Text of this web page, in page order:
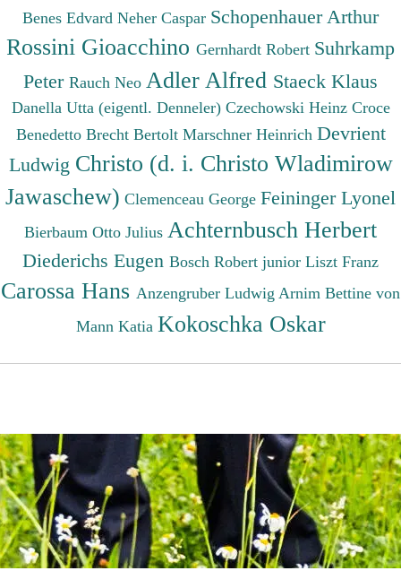
Benes Edvard Neher Caspar Schopenhauer Arthur
Rossini Gioacchino Gernhardt Robert Suhrkamp
Peter Rauch Neo Adler Alfred Staeck Klaus
Danella Utta (eigentl. Denneler) Czechowski Heinz Croce
Benedetto Brecht Bertolt Marschner Heinrich Devrient
Ludwig Christo (d. i. Christo Wladimirow
Jawaschew) Clemenceau George Feininger Lyonel
Bierbaum Otto Julius Achternbusch Herbert
Diederichs Eugen Bosch Robert junior Liszt Franz
Carossa Hans Anzengruber Ludwig Arnim Bettine von
Mann Katia Kokoschka Oskar